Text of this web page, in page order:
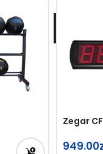
Zegar CF
949.00